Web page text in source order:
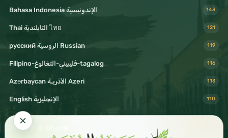
Bahasa Indonesia الإندونيسية 143
Thai التايلندية ไทย 121
русский الروسية Russian 119
Filipino-فليبيني-التغالوغ-tagalog 116
Azərbaycan الأذريـة Azeri 113
English الإنجليزية 110
Follow & Share